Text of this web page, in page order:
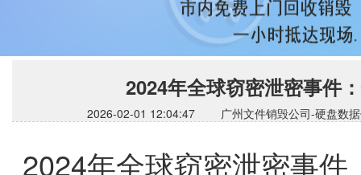
2024年全球窃密泄密事件
2026-02-01 12:04:47 广州文件销毁公司-硬盘数
2024年全球窃密泄密事